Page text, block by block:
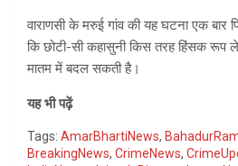
वाराणसी के मरुई गांव की यह घटना एक बार
कि छोटी-सी कहासुनी किस तरह हिंसक रूप
मातम में बदल सकती है।
यह भी पढ़ें
Tags: AmarBhartiNews,
BreakingNews, CrimeNews,